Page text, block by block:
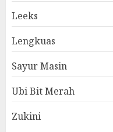
Leeks
Lengkuas
Sayur Masin
Ubi Bit Merah
Zukini